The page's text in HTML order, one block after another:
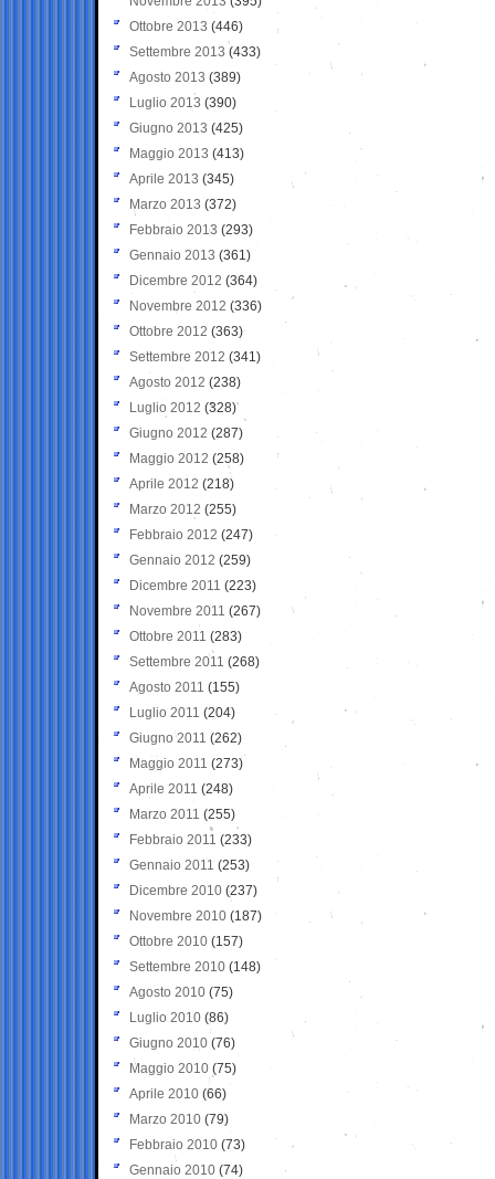
Ottobre 2013 (446)
Settembre 2013 (433)
Agosto 2013 (389)
Luglio 2013 (390)
Giugno 2013 (425)
Maggio 2013 (413)
Aprile 2013 (345)
Marzo 2013 (372)
Febbraio 2013 (293)
Gennaio 2013 (361)
Dicembre 2012 (364)
Novembre 2012 (336)
Ottobre 2012 (363)
Settembre 2012 (341)
Agosto 2012 (238)
Luglio 2012 (328)
Giugno 2012 (287)
Maggio 2012 (258)
Aprile 2012 (218)
Marzo 2012 (255)
Febbraio 2012 (247)
Gennaio 2012 (259)
Dicembre 2011 (223)
Novembre 2011 (267)
Ottobre 2011 (283)
Settembre 2011 (268)
Agosto 2011 (155)
Luglio 2011 (204)
Giugno 2011 (262)
Maggio 2011 (273)
Aprile 2011 (248)
Marzo 2011 (255)
Febbraio 2011 (233)
Gennaio 2011 (253)
Dicembre 2010 (237)
Novembre 2010 (187)
Ottobre 2010 (157)
Settembre 2010 (148)
Agosto 2010 (75)
Luglio 2010 (86)
Giugno 2010 (76)
Maggio 2010 (75)
Aprile 2010 (66)
Marzo 2010 (79)
Febbraio 2010 (73)
Gennaio 2010 (74)